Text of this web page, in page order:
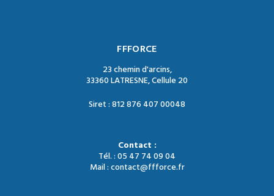
FFFORCE
23 chemin d'arcins,
33360 LATRESNE, Cellule 20
Siret : 812 876 407 00048
Contact :
Tél. : 05 47 74 09 04
Mail : contact@ffforce.fr